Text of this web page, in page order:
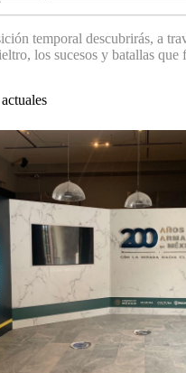
temporal descubrirás, a
los sucesos y batallas